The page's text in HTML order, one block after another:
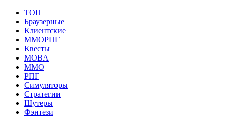
ТОП
Браузерные
Клиентские
ММОРПГ
Квесты
MOBA
ММО
РПГ
Симуляторы
Стратегии
Шутеры
Фэнтези